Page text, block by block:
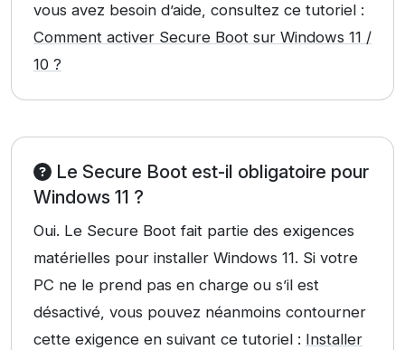
vous avez besoin d’aide, consultez ce tutoriel :
Comment activer Secure Boot sur Windows 11 /
10 ?
Le Secure Boot est-il obligatoire pour
Windows 11 ?
Oui. Le Secure Boot fait partie des exigences
matérielles pour installer Windows 11. Si votre
PC ne le prend pas en charge ou s’il est
désactivé, vous pouvez néanmoins contourner
cette exigence en suivant ce tutoriel : Installer